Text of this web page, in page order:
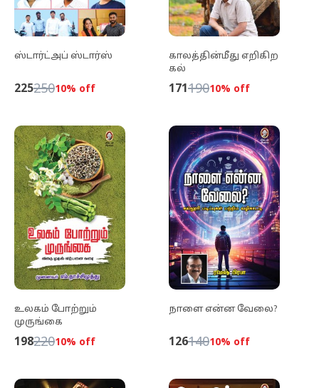
ஸ்டார்ட்அப் ஸ்டார்ஸ்
22525010% off
காலத்தின்மீது எறிகிற
கல்
17119010% off
உலகம் போற்றும்
முருங்கை
19822010% off
நாளை என்ன வேலை?
12614010% off